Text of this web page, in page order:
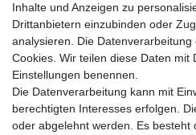
Rechtliche Informationen
Widerrufsrecht
Widerrufsformular
Datenschutzerklärung
AGB
Impressum
Inhalte und Anzeigen zu
Drittanbietern einzubinden oder
analysieren. Die
Cookies. Wir teilen diese Daten mit
Einstellungen benennen.
Die Datenverarbeitung kann mit
berechtigten Interesses erfolgen.
oder abgelehnt werden. Es besteht